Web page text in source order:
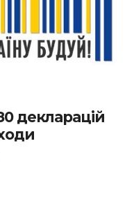
декларацій